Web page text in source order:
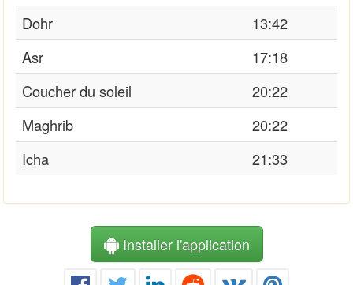
Dohr
13:42
Asr
17:18
Coucher du soleil
20:22
Maghrib
20:22
Icha
21:33
Installer l'application